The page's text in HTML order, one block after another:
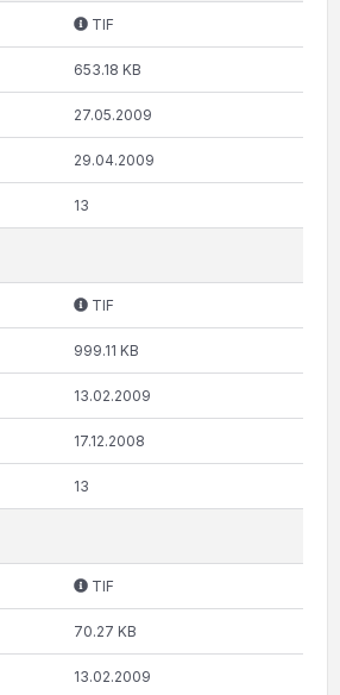
TIF
653.18 KB
27.05.2009
29.04.2009
13
TIF
999.11 KB
13.02.2009
17.12.2008
13
TIF
70.27 KB
13.02.2009